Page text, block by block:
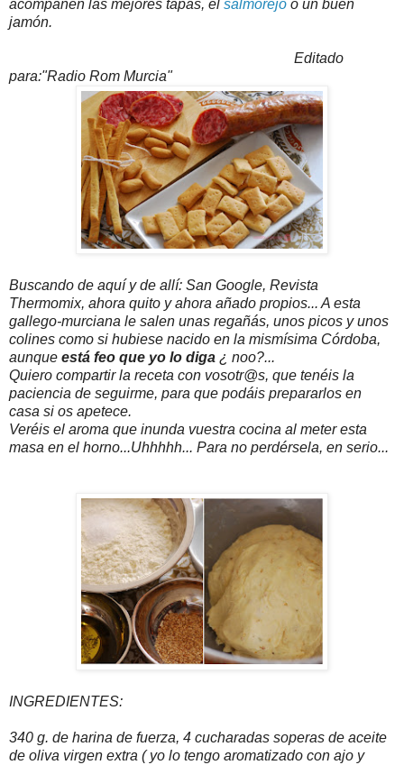
acompañen las mejores tapas, el salmorejo o un buen
jamón.
Editado
para:"Radio Rom Murcia"
Buscando de aquí y de allí: San Google, Revista
Thermomix, ahora quito y ahora añado propios... A esta
gallego-murciana le salen unas regañás, unos picos y unos
colines como si hubiese nacido en la mismísima Córdoba,
aunque está feo que yo lo diga ¿ noo?...
Quiero compartir la receta con vosotr@s, que tenéis la
paciencia de seguirme, para que podáis prepararlos en
casa si os apetece.
Veréis el aroma que inunda vuestra cocina al meter esta
masa en el horno...Uhhhhh... Para no perdérsela, en serio...
INGREDIENTES:
340 g. de harina de fuerza, 4 cucharadas soperas de aceite
de oliva virgen extra ( yo lo tengo aromatizado con ajo y